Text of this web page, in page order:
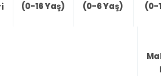
(0-16 Yaş)
(0-6 Yaş)
(0-